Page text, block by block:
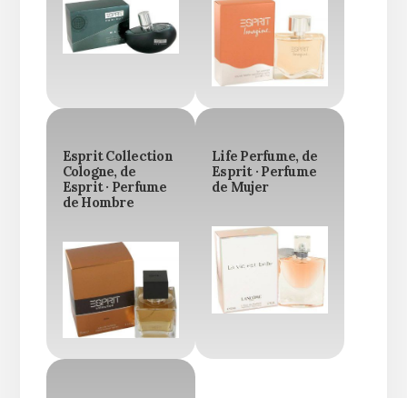
Esprit Collection
Cologne, de
Esprit · Perfume
de Hombre
Life Perfume, de
Esprit · Perfume
de Mujer